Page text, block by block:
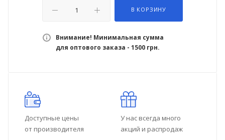
В КОРЗИНУ
Внимание! Минимальная сумма
для оптового заказа - 1500 грн.
Доступные цены
от производителя
У нас всегда много
акций и распродаж